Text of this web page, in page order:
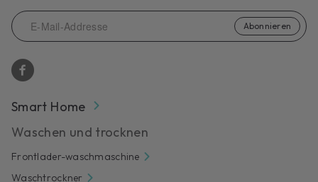
Abonnieren
Smart Home
Waschen und trocknen
Frontlader-waschmaschine
Waschtrockner